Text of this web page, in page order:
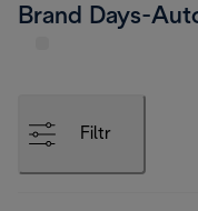
Brand Days-
Filtr